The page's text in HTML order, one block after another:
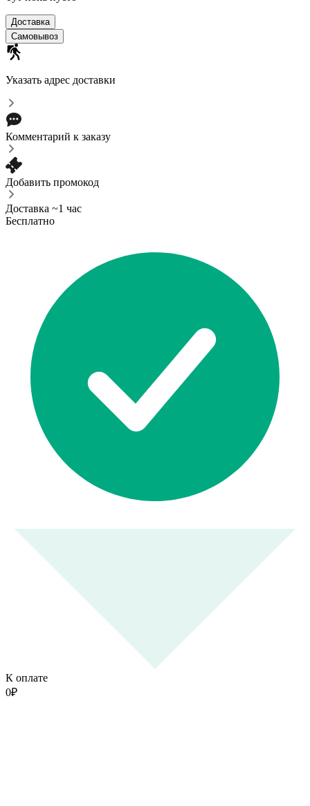
Доставка
Самовывоз
Указать адрес доставки
Комментарий к заказу
Добавить промокод
Доставка ~1 час
Бесплатно
К оплате
0₽